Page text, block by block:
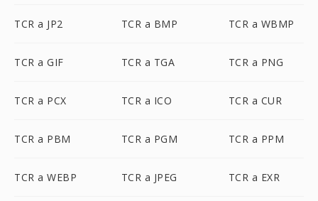
TCR a JP2 TCR a BMP TCR a WBMP
TCR a GIF TCR a TGA TCR a PNG
TCR a PCX TCR a ICO TCR a CUR
TCR a PBM TCR a PGM TCR a PPM
TCR a WEBP TCR a JPEG TCR a EXR